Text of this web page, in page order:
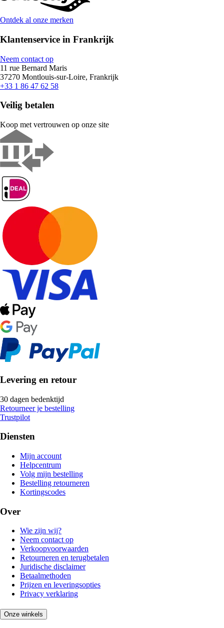
Ontdek al onze merken
Klantenservice in Frankrijk
Neem contact op
11 rue Bernard Maris
37270 Montlouis-sur-Loire, Frankrijk
+33 1 86 47 62 58
Veilig betalen
Koop met vertrouwen op onze site
Levering en retour
30 dagen bedenktijd
Retourneer je bestelling
Trustpilot
Diensten
Mijn account
Helpcentrum
Volg mijn bestelling
Bestelling retourneren
Kortingscodes
Over
Wie zijn wij?
Neem contact op
Verkoopvoorwaarden
Retourneren en terugbetalen
Juridische disclaimer
Betaalmethoden
Prijzen en leveringsopties
Privacy verklaring
Onze winkels